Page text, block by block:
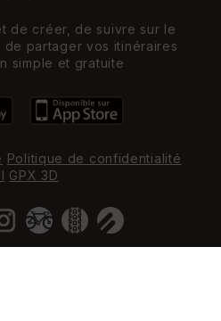
de créer, de suivre sur le
partager vos itinéraires
simple et gratuite
Politique de confidentialité
GPX 3D